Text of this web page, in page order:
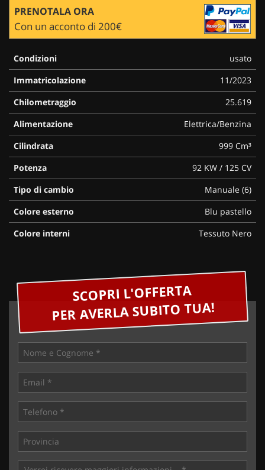
PRENOTALA ORA
Con un acconto di 200€
Condizioni
usato
Immatricolazione
11/2023
Chilometraggio
25.619
Alimentazione
Elettrica/Benzina
Cilindrata
999 Cm³
Potenza
92 KW / 125 CV
Tipo di cambio
Manuale (6)
Colore esterno
Blu pastello
Colore interni
Tessuto Nero
SCOPRI L'OFFERTA
PER AVERLA SUBITO TUA!